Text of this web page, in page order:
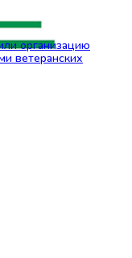
организацию
ветеранских